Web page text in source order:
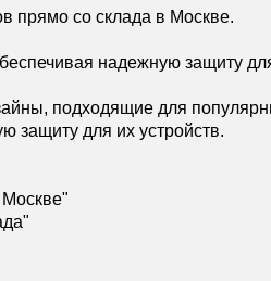
прямо со склада в Москве.
надежную защиту
подходящие для
защиту для их устройств.